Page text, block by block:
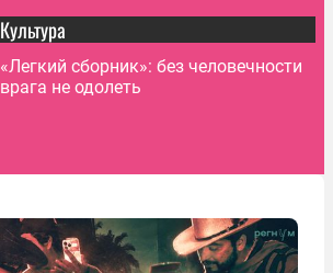
Культура
«Легкий сборник»: без человечности
врага не одолеть